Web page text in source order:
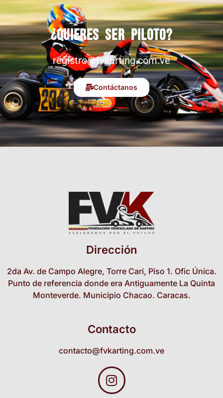
¿Quieres ser piloto?
registro@fvkarting.com.ve
Contáctanos
Dirección
2da Av. de Campo Alegre, Torre Cari, Piso 1. Ofic Única.
Punto de referencia donde era Antiguamente La Quinta
Monteverde. Municipio Chacao. Caracas.
Contacto
contacto@fvkarting.com.ve